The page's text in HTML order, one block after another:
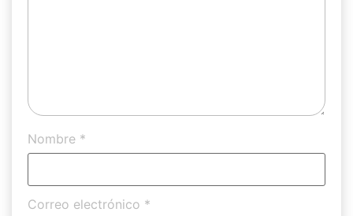
Nombre *
Correo electrónico *